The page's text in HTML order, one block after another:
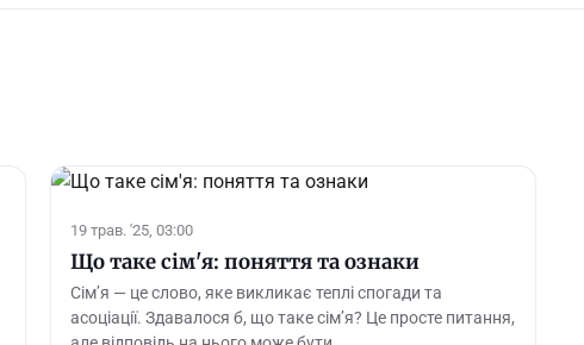
19 трав. '25, 03:00
Що таке сім'я: поняття та ознаки
Сім’я — це слово, яке викликає теплі спогади та
асоціації. Здавалося б, що таке сім’я? Це просте питання,